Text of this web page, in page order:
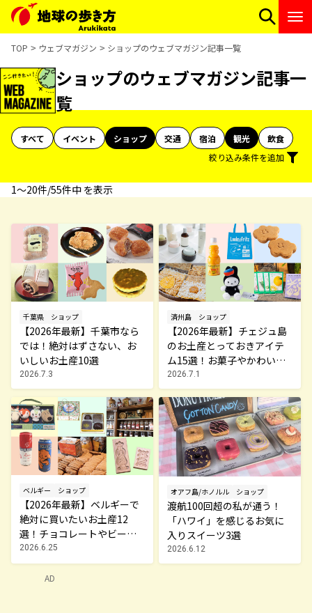
TOP ウェブマガジン ショップのウェブマガジン記事一覧
ショップのウェブマガジン記事一
覧
すべて イベント ショップ 交通 宿泊 観光
飲食
絞り込み条件を追加
1〜20件/55件中 を表示
千葉県 ショップ
【2026年最新】千葉市なら
では！絶対はずさない、お
いしいお土産10選
2026.7.3
済州島 ショップ
【2026年最新】チェジュ島
のお土産とっておきアイテ
ム15選！お菓子やかわいい
雑貨、限定コスメまで
2026.7.1
ベルギー ショップ
【2026年最新】ベルギーで
絶対に買いたいお土産12
選！チョコレートやビー
ル・雑貨まで紹介
2026.6.25
オアフ島/ホノルル ショップ
渡航100回超の私が通う！
「ハワイ」を感じるお気に
入りスイーツ3選
2026.6.12
AD